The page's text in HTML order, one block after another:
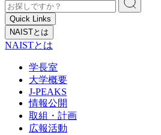
Quick Links
NAISTとは
NAISTとは
学長室
大学概要
J-PEAKS
情報公開
取組・計画
広報活動